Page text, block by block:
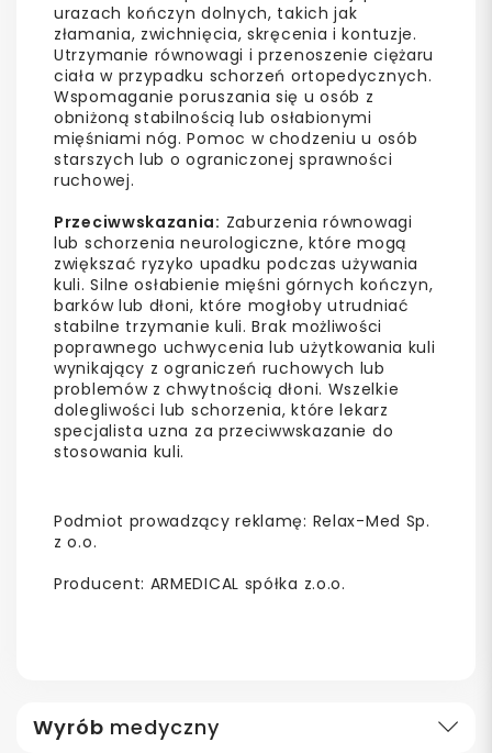
urazach kończyn dolnych, takich jak
złamania, zwichnięcia, skręcenia i kontuzje.
Utrzymanie równowagi i przenoszenie ciężaru
ciała w przypadku schorzeń ortopedycznych.
Wspomaganie poruszania się u osób z
obniżoną stabilnością lub osłabionymi
mięśniami nóg. Pomoc w chodzeniu u osób
starszych lub o ograniczonej sprawności
ruchowej.
Przeciwwskazania: Zaburzenia równowagi
lub schorzenia neurologiczne, które mogą
zwiększać ryzyko upadku podczas używania
kuli. Silne osłabienie mięśni górnych kończyn,
barków lub dłoni, które mogłoby utrudniać
stabilne trzymanie kuli. Brak możliwości
poprawnego uchwycenia lub użytkowania kuli
wynikający z ograniczeń ruchowych lub
problemów z chwytnością dłoni. Wszelkie
dolegliwości lub schorzenia, które lekarz
specjalista uzna za przeciwwskazanie do
stosowania kuli.
Podmiot prowadzący reklamę: Relax-Med Sp.
z o.o.
Producent: ARMEDICAL spółka z.o.o.
Wyrób medyczny